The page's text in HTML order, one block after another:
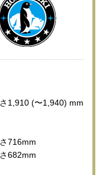
1,910 (〜1,940) mm
716mm
682mm